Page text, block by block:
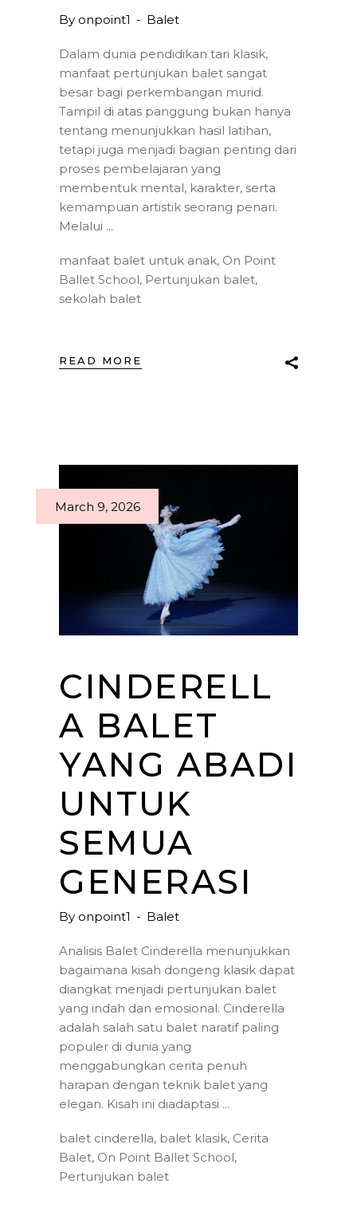
By onpoint1 Balet
Dalam dunia pendidikan tari klasik,
manfaat pertunjukan balet sangat
besar bagi perkembangan murid.
Tampil di atas panggung bukan hanya
tentang menunjukkan hasil latihan,
tetapi juga menjadi bagian penting dari
proses pembelajaran yang
membentuk mental, karakter, serta
kemampuan artistik seorang penari.
Melalui
manfaat balet untuk anak, On Point
Ballet School, Pertunjukan balet,
sekolah balet
READ MORE
March 9, 2026
CINDERELL
A BALET
YANG ABADI
UNTUK
SEMUA
GENERASI
By onpoint1 Balet
Analisis Balet Cinderella menunjukkan
bagaimana kisah dongeng klasik dapat
diangkat menjadi pertunjukan balet
yang indah dan emosional. Cinderella
adalah salah satu balet naratif paling
populer di dunia yang
menggabungkan cerita penuh
harapan dengan teknik balet yang
elegan. Kisah ini diadaptasi
balet cinderella, balet klasik, Cerita
Balet, On Point Ballet School,
Pertunjukan balet